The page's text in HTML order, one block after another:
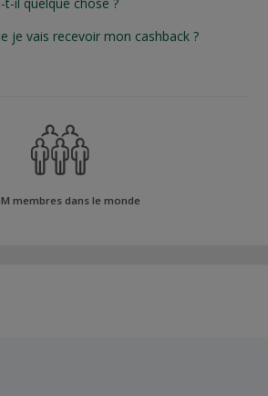
je vais recevoir mon cashback ?
membres dans le monde